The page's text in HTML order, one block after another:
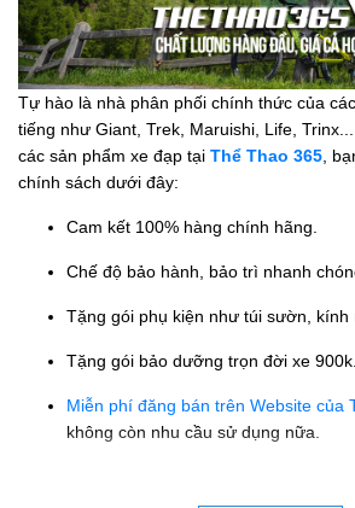
Tự hào là nhà phân phối chính thức của
tiếng như Giant, Trek, Maruishi, Life,
các sản phẩm xe đạp tại Thể Thao 365 ,
chính sách dưới đây:
Cam kết 100% hàng chính hãng.
Chế độ bảo hành, bảo trì nhanh
Tặng gói phụ kiện như túi sườn, kính
Tặng gói bảo dưỡng trọn đời xe 900k.
Miễn phí đăng bán trên Website của
không còn nhu cầu sử dụng nữa.